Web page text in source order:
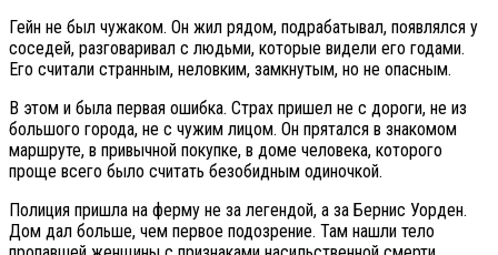
Гейн не был чужаком. Он жил рядом, подрабатывал, появлялся у
соседей, разговаривал с людьми, которые видели его годами.
Его считали странным, неловким, замкнутым, но не опасным.
В этом и была первая ошибка. Страх пришел не с дороги, не из
большого города, не с чужим лицом. Он прятался в знакомом
маршруте, в привычной покупке, в доме человека, которого
проще всего было считать безобидным одиночкой.
Полиция пришла на ферму не за легендой, а за Бернис Уорден.
Дом дал больше, чем первое подозрение. Там нашли тело